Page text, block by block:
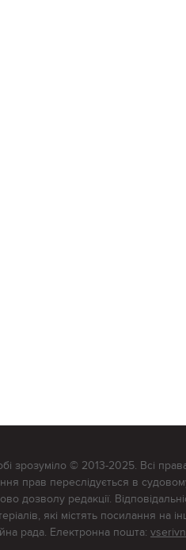
зрозуміло © 2013-2025. Всі
прав переслідується в
дозволу редакції.
які містять посилання на
рада. Електронна пошта: